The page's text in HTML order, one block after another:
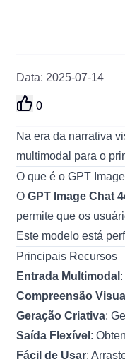
Data: 2025-07-14
0
Na era da narrativa
multimodal para o
O que é o GPT
O GPT Image Chat
permite que os
Este modelo está
Principais Recursos
Entrada Multimodal
Compreensão Visual
Geração Criativa:
Saída Flexível :
Fácil de Usar: